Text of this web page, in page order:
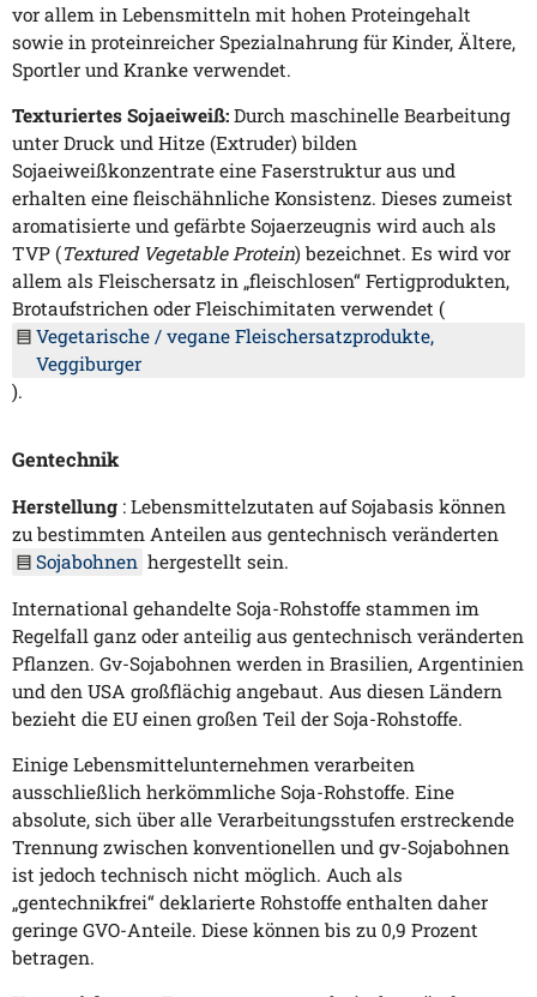
vor allem in Lebensmitteln mit hohen Proteingehalt
sowie in proteinreicher Spezialnahrung für Kinder, Ältere,
Sportler und Kranke verwendet.
Texturiertes Sojaeiweiß: Durch maschinelle Bearbeitung
unter Druck und Hitze (Extruder) bilden
Sojaeiweißkonzentrate eine Faserstruktur aus und
erhalten eine fleischähnliche Konsistenz. Dieses zumeist
aromatisierte und gefärbte Sojaerzeugnis wird auch als
TVP (Textured Vegetable Protein) bezeichnet. Es wird vor
allem als Fleischersatz in „fleischlosen“ Fertigprodukten,
Brotaufstrichen oder Fleischimitaten verwendet (
Vegetarische / vegane Fleischersatzprodukte,
Veggiburger
).
Gentechnik
Herstellung : Lebensmittelzutaten auf Sojabasis können
zu bestimmten Anteilen aus gentechnisch veränderten
Sojabohnen hergestellt sein.
International gehandelte Soja-Rohstoffe stammen im
Regelfall ganz oder anteilig aus gentechnisch veränderten
Pflanzen. Gv-Sojabohnen werden in Brasilien, Argentinien
und den USA großflächig angebaut. Aus diesen Ländern
bezieht die EU einen großen Teil der Soja-Rohstoffe.
Einige Lebensmittelunternehmen verarbeiten
ausschließlich herkömmliche Soja-Rohstoffe. Eine
absolute, sich über alle Verarbeitungsstufen erstreckende
Trennung zwischen konventionellen und gv-Sojabohnen
ist jedoch technisch nicht möglich. Auch als
„gentechnikfrei“ deklarierte Rohstoffe enthalten daher
geringe GVO-Anteile. Diese können bis zu 0,9 Prozent
betragen.